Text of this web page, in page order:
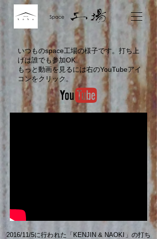
いつものspace工場の様子です。 打ち上
げは誰でも参加OK。​
​もっと動画を見るには右のYouTubeアイ
コンをクリック。
2016/11/5に行われた「KENJIN & NAOKI」の打ち